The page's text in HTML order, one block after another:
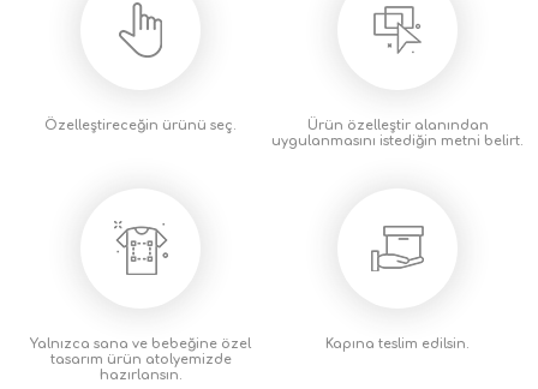
Özelleştireceğin ürünü seç.
Ürün özelleştir alanından
uygulanmasını istediğin metni belirt.
Yalnızca sana ve bebeğine özel
tasarım ürün atolyemizde
hazırlansın.
Kapına teslim edilsin.